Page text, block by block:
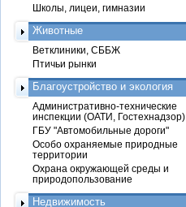
Школы, лицеи, гимназии
Животные
Ветклиники, СББЖ
Птичьи рынки
Благоустройство и экология
Административно-технические
инспекции (ОАТИ, Гостехнадзор)
ГБУ "Автомобильные дороги"
Особо охраняемые природные
территории
Охрана окружающей среды и
природопользование
Недвижимость